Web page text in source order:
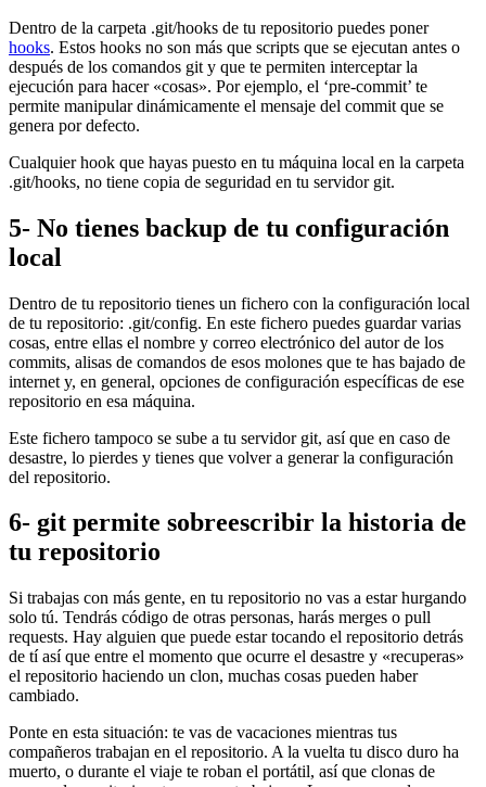
Dentro de la carpeta .git/hooks de tu repositorio puedes poner
hooks. Estos hooks no son más que scripts que se ejecutan antes o
después de los comandos git y que te permiten interceptar la
ejecución para hacer «cosas». Por ejemplo, el ‘pre-commit’ te
permite manipular dinámicamente el mensaje del commit que se
genera por defecto.
Cualquier hook que hayas puesto en tu máquina local en la carpeta
.git/hooks, no tiene copia de seguridad en tu servidor git.
5- No tienes backup de tu configuración
local
Dentro de tu repositorio tienes un fichero con la configuración local
de tu repositorio: .git/config. En este fichero puedes guardar varias
cosas, entre ellas el nombre y correo electrónico del autor de los
commits, alisas de comandos de esos molones que te has bajado de
internet y, en general, opciones de configuración específicas de ese
repositorio en esa máquina.
Este fichero tampoco se sube a tu servidor git, así que en caso de
desastre, lo pierdes y tienes que volver a generar la configuración
del repositorio.
6- git permite sobreescribir la historia de
tu repositorio
Si trabajas con más gente, en tu repositorio no vas a estar hurgando
solo tú. Tendrás código de otras personas, harás merges o pull
requests. Hay alguien que puede estar tocando el repositorio detrás
de tí así que entre el momento que ocurre el desastre y «recuperas»
el repositorio haciendo un clon, muchas cosas pueden haber
cambiado.
Ponte en esta situación: te vas de vacaciones mientras tus
compañeros trabajan en el repositorio. A la vuelta tu disco duro ha
muerto, o durante el viaje te roban el portátil, así que clonas de